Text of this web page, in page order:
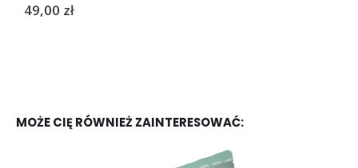
49,00 zł
MOŻE CIĘ RÓWNIEŻ ZAINTERESOWAĆ: